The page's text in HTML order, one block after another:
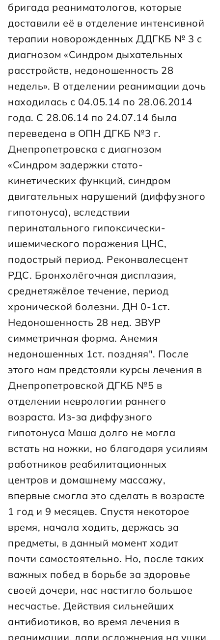
бригада реаниматологов, которые
доставили её в отделение интенсивной
терапии новорожденных ДДГКБ № 3 с
диагнозом «Синдром дыхательных
расстройств, недоношенность 28
недель». В отделении реанимации дочь
находилась с 04.05.14 по 28.06.2014
года. С 28.06.14 по 24.07.14 была
переведена в ОПН ДГКБ №3 г.
Днепропетровска с диагнозом
«Синдром задержки стато-
кинетических функций, синдром
двигательных нарушений (диффузного
гипотонуса), вследствии
перинатального гипоксически-
ишемического поражения ЦНС,
подострый период. Реконвалесцент
РДС. Бронхолёгочная дисплазия,
среднетяжёлое течение, период
хронической болезни. ДН 0-1ст.
Недоношенность 28 нед. ЗВУР
симметричная форма. Анемия
недоношенных 1ст. поздняя". После
этого нам предстояли курсы лечения в
Днепропетровской ДГКБ №5 в
отделении неврологии раннего
возраста. Из-за диффузного
гипотонуса Маша долго не могла
встать на ножки, но благодаря усилиям
работников реабилитационных
центров и домашнему массажу,
впервые смогла это сделать в возрасте
1 год и 9 месяцев. Спустя некоторое
время, начала ходить, держась за
предметы, в данный момент ходит
почти самостоятельно. Но, после таких
важных побед в борьбе за здоровье
своей дочери, нас настигло большое
несчастье. Действия сильнейших
антибиотиков, во время лечения в
реанимации, дали осложнения на ушки.